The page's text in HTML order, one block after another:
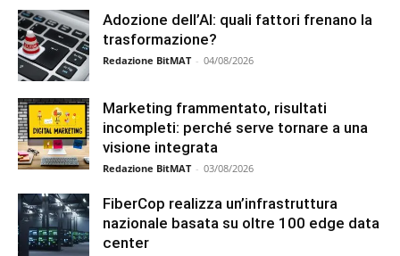
Adozione dell’AI: quali fattori frenano la
trasformazione?
Redazione BitMAT - 04/08/2026
Marketing frammentato, risultati
incompleti: perché serve tornare a una
visione integrata
Redazione BitMAT - 03/08/2026
FiberCop realizza un’infrastruttura
nazionale basata su oltre 100 edge data
center